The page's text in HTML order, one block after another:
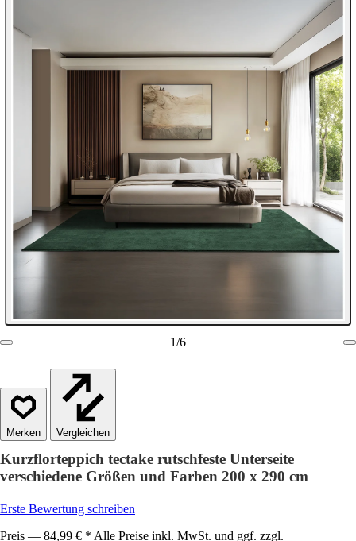
1/6
Vergleichen
Kurzflorteppich tectake rutschfeste Unterseite
verschiedene Größen und Farben 200 x 290 cm
Erste Bewertung schreiben
Preis — 84,99 € * Alle Preise inkl. MwSt. und ggf. zzgl.